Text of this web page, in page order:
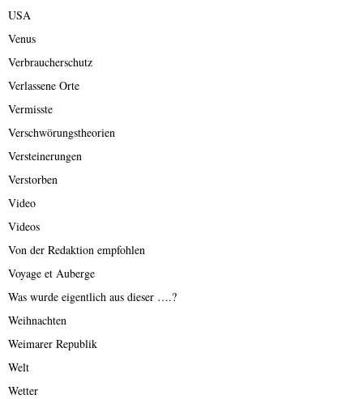
USA
Venus
Verbraucherschutz
Verlassene Orte
Vermisste
Verschwörungstheorien
Versteinerungen
Verstorben
Video
Videos
Von der Redaktion empfohlen
Voyage et Auberge
Was wurde eigentlich aus dieser ….?
Weihnachten
Weimarer Republik
Welt
Wetter